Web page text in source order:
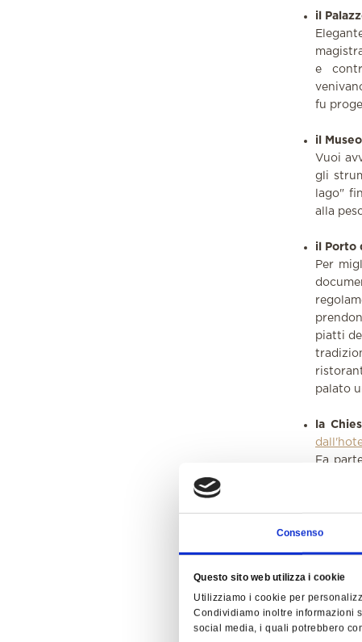
Consenso
Questo sito web utilizza i cookie
Utilizziamo i cookie per
Condividiamo inoltre informazioni
social media, i quali potrebbero
il
e
fu
il
Vuoi
gli
lago"
alla
il Porto
Per
piatti
palato
la
Fa
oolite
Guida
ha